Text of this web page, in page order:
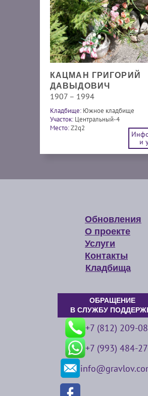
КАЦМАН ГРИГОРИЙ
ДАВЫДОВИЧ
1907 – 1994
Кладбище: Южное кладбище
Участок: Центральный-4
Место:Z2q2
и
Обновления
О проекте
Услуги
Контакты
Кладбища
ОБРАЩЕНИЕ
В СЛУЖБУ
+7 (812) 209-
+7 (993) 484-